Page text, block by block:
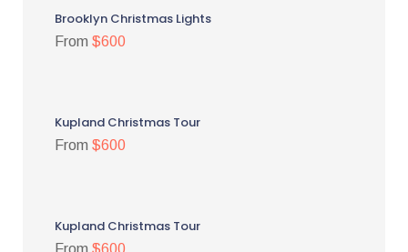
Brooklyn Christmas Lights
From $600
Kupland Christmas Tour
From $600
Kupland Christmas Tour
From $600